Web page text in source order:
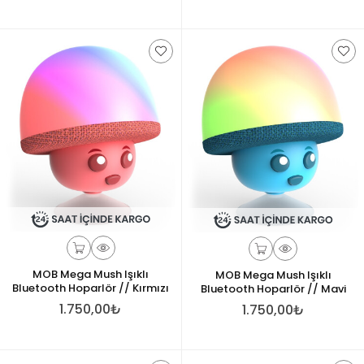
MOB Mega Mush Işıklı
Bluetooth Hoparlör // Kırmızı
1.750,00₺
MOB Mega Mush Işıklı
Bluetooth Hoparlör // Mavi
1.750,00₺